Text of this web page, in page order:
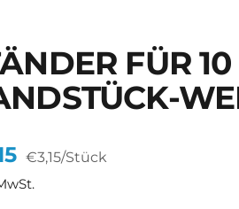
FÜR 10
€3,15/Stück